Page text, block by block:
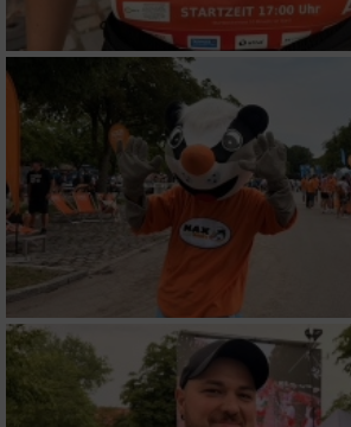
Entwicklung und Verbesserung der
Verwendung reduzierter Daten zur
von Inhalten
IAB-Besonderheiten:
Verwendung genauer Standortdaten
Geräte anhand von aktiv angeforderten
Informationen identifizieren
Nicht-IAB-Verarbeitungszwecke:
Notwendig